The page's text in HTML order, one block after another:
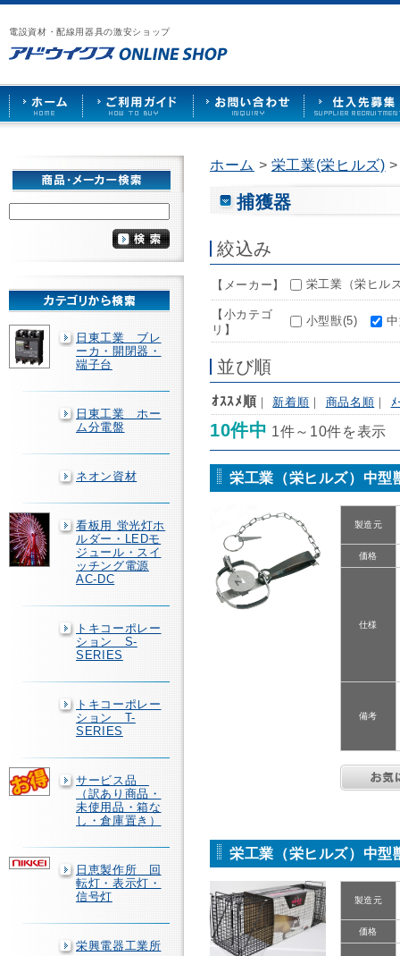
電設資材・配線用器具の激安ショップ
漏
電
ブ
レ
ー
カ
ー
や
照
ケ
ッ
ト
な
で
販
売
ア
ウ
イ
ス
HOME
ご
用
ガ
ド
お
い
合
せ
仕
先
募
日東工業 ブレ
ーカ・開閉器・
端子台
日東工業 ホー
ム分電盤
ネオン資材
看板用 蛍光灯ホ
ルダー・LEDモ
ジュール・スイ
ッチング電源
AC-DC
トキコーポレー
ション S-
SERIES
トキコーポレー
ション T-
SERIES
サービス品
（訳あり商品・
未使用品・箱な
し・倉庫置き）
日恵製作所 回
転灯・表示灯・
信号灯
栄興電器工業所
ホーム > 栄工業(栄ヒルズ)
捕獲器
絞込み
【メーカー】 栄工業（栄ヒル
【小カテゴ
リ】
小型獣(5)
並び順
ｵｽｽﾒ順 ｜ 新着順 ｜ 商品名順 ｜ ﾒ
10件中 1件～10件を表示
栄工業（栄ヒルズ）中
製造元
価格
仕様
備考
栄工業（栄ヒルズ）中
製造元
価格